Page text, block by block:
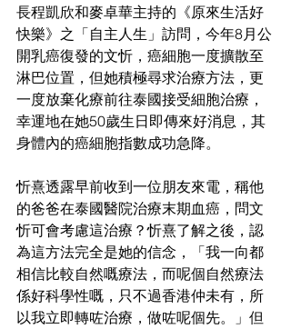
長程凱欣和麥卓華主持的《原來生活好
快樂》之「自主人生」訪問，今年8月公
開乳癌復發的文忻，癌細胞一度擴散至
淋巴位置，但她積極尋求治療方法，更
一度放棄化療前往泰國接受細胞治療，
幸運地在她50歲生日即傳來好消息，其
身體內的癌細胞指數成功急降。
忻熹透露早前收到一位朋友來電，稱他
的爸爸在泰國醫院治療末期血癌，問文
忻可會考慮這治療？忻熹了解之後，認
為這方法完全是她的信念，「我一向都
相信比較自然嘅療法，而呢個自然療法
係好科學性嘅，只不過香港仲未有，所
以我立即轉咗治療，做咗呢個先。」但